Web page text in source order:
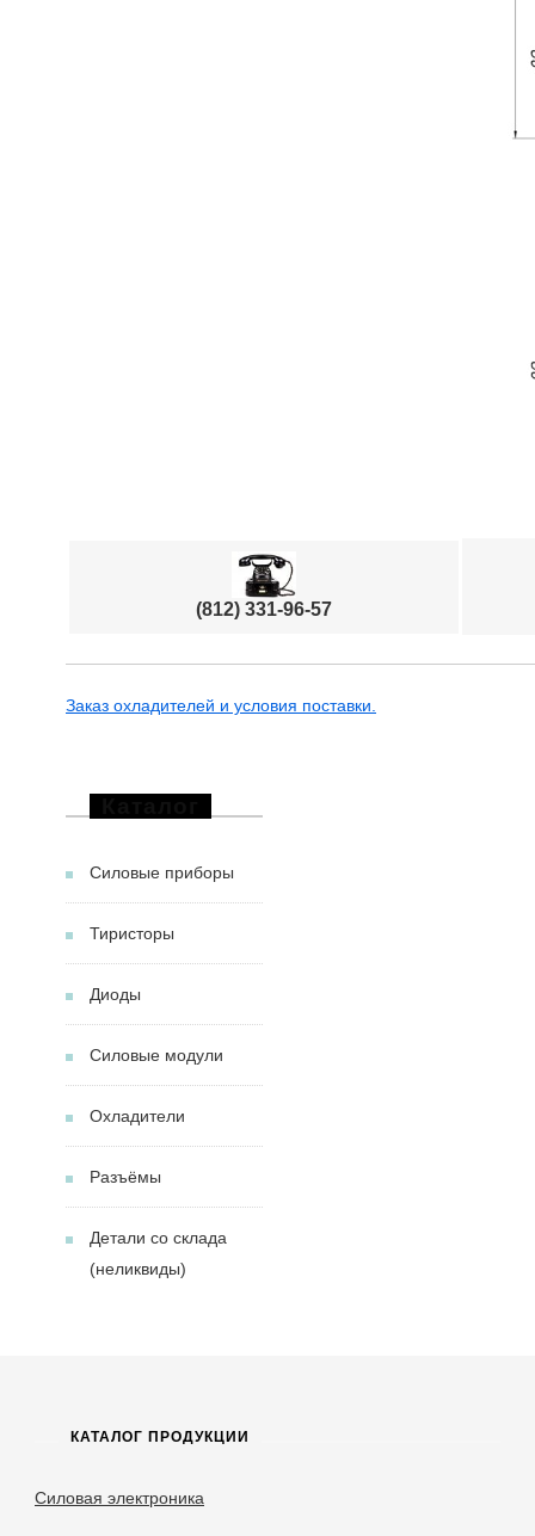
(812) 331-96-57
Заказ охладителей и условия поставки.
Силовые приборы
Тиристоры
Диоды
Силовые модули
Охладители
Разъёмы
Детали со склада
(неликвиды)
КАТАЛОГ ПРОДУКЦИИ
Силовая электроника